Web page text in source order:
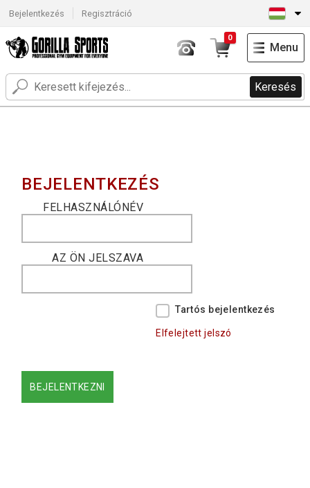
Bejelentkezés Regisztráció
Keresés
0
Menu
BEJELENTKEZÉS
FELHASZNÁLÓNÉV
AZ ÖN JELSZAVA
Tartós bejelentkezés
Elfelejtett jelszó